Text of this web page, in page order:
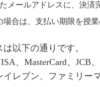
メールアドレスに、決済
場合は、支払い期限を授
以下の通りです。
、MasterCard、JCB
レブン、ファミリー